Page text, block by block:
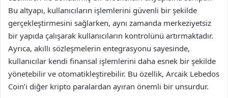
Bu altyapı, kullanıcıların işlemlerini güvenli bir şekilde
gerçekleştirmesini sağlarken, aynı zamanda merkeziyetsiz
bir yapıda çalışarak kullanıcıların kontrolünü artırmaktadır.
Ayrıca, akıllı sözleşmelerin entegrasyonu sayesinde,
kullanıcılar kendi finansal işlemlerini daha esnek bir şekilde
yönetebilir ve otomatikleştirebilir. Bu özellik, Arcaik Lebedos
Coin’i diğer kripto paralardan ayıran önemli bir unsurdur.